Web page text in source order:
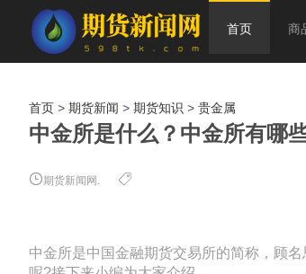
首页 商
能
首页 > 期货新闻 > 期货知识 > 贵金属
中金所是什么？中金所有哪
期货新闻网.
中金所是中国金融期货交易所的简称，顾